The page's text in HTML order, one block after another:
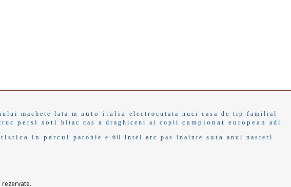
machete lata m auto italia electrocutata nuci
casa de tip familial
persi soti bitac cas a draghiceni ai copii campionat european adi
in parcul parohie e 60 intel arc pas inainte suta anul nasteri